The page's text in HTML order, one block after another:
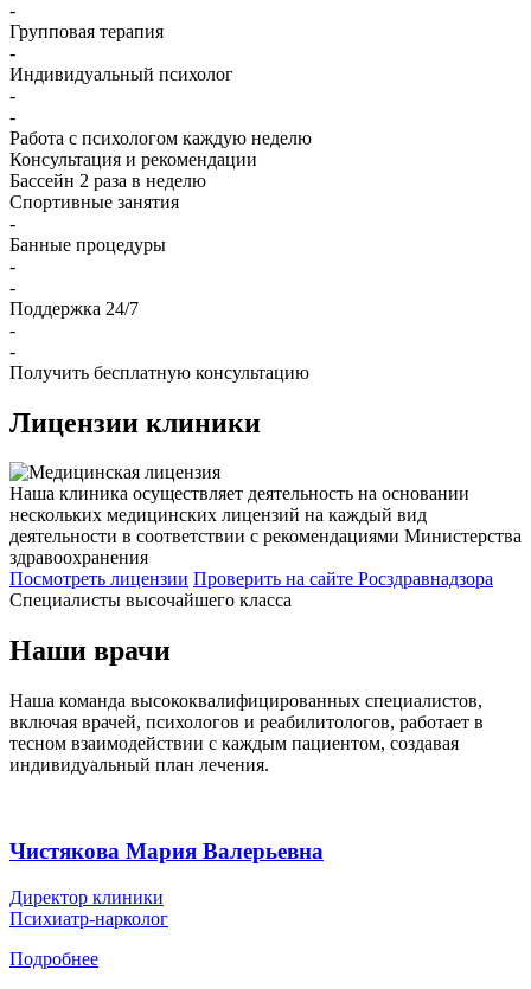
-
Групповая терапия
-
Индивидуальный психолог
-
-
Работа с психологом каждую неделю
Консультация и рекомендации
Бассейн 2 раза в неделю
Спортивные занятия
-
Банные процедуры
-
-
Поддержка 24/7
-
-
Получить бесплатную консультацию
Лицензии клиники
Наша клиника осуществляет деятельность на основании
нескольких медицинских лицензий на каждый вид
деятельности в соответствии с рекомендациями Министерства
здравоохранения
Посмотреть лицензии Проверить на сайте Росздравнадзора
Специалисты высочайшего класса
Наши врачи
Наша команда высококвалифицированных специалистов,
включая врачей, психологов и реабилитологов, работает в
тесном взаимодействии с каждым пациентом, создавая
индивидуальный план лечения.
Чистякова Мария Валерьевна
Директор клиники
Психиатр-нарколог
Подробнее